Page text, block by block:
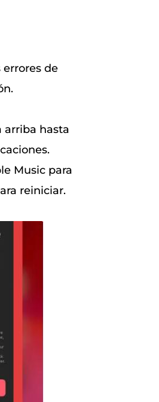
de
arriba hasta
Music para
reiniciar.